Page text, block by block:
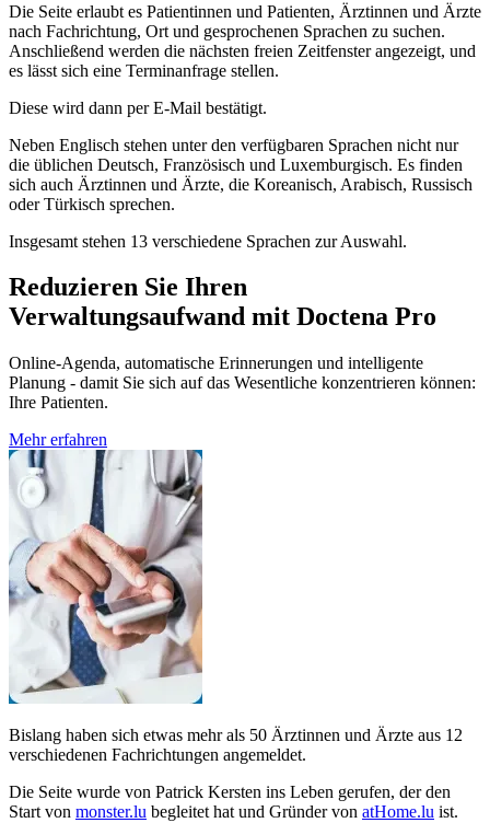
Die Seite erlaubt es Patientinnen und Patienten, Ärztinnen und Ärzte
nach Fachrichtung, Ort und gesprochenen Sprachen zu suchen.
Anschließend werden die nächsten freien Zeitfenster angezeigt, und
es lässt sich eine Terminanfrage stellen.
Diese wird dann per E-Mail bestätigt.
Neben Englisch stehen unter den verfügbaren Sprachen nicht nur
die üblichen Deutsch, Französisch und Luxemburgisch. Es finden
sich auch Ärztinnen und Ärzte, die Koreanisch, Arabisch, Russisch
oder Türkisch sprechen.
Insgesamt stehen 13 verschiedene Sprachen zur Auswahl.
Reduzieren Sie Ihren
Verwaltungsaufwand mit Doctena Pro
Online-Agenda, automatische Erinnerungen und intelligente
Planung - damit Sie sich auf das Wesentliche konzentrieren können:
Ihre Patienten.
Mehr erfahren
Bislang haben sich etwas mehr als 50 Ärztinnen und Ärzte aus 12
verschiedenen Fachrichtungen angemeldet.
Die Seite wurde von Patrick Kersten ins Leben gerufen, der den
Start von monster.lu begleitet hat und Gründer von atHome.lu ist.